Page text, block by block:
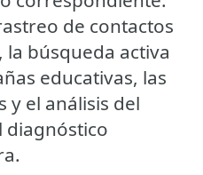
de contactos
la búsqueda activa
educativas, las
y el análisis del